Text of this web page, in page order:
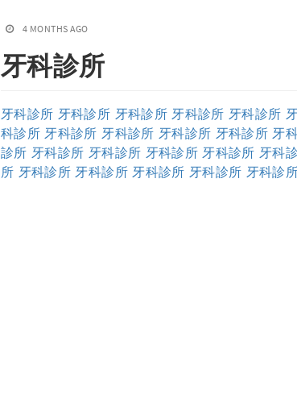
4 MONTHS AGO
牙科診所
牙科診所 牙科診所 牙科診所 牙科診所 牙科診所
科診所 牙科診所 牙科診所 牙科診所 牙科診所 牙
診所 牙科診所 牙科診所 牙科診所 牙科診所 牙科
所 牙科診所 牙科診所 牙科診所 牙科診所 牙科診